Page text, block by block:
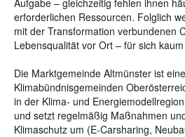
Aufgabe – gleichzeitig fehlen ihnen
erforderlichen Ressourcen. Folglich
mit der Transformation verbundenen
Lebensqualität vor Ort – für sich
Die Marktgemeinde Altmünster ist
Klimabündnisgemeinden
in der Klima- und
und setzt regelmäßig Maßnahmen
Klimaschutz um (E-Carsharing,